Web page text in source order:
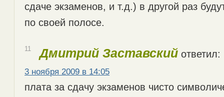
сдаче экзаменов, и т.д.) в другой раз
по своей полосе.
11 Дмитрий Заставский ответил:
3 ноября 2009 в 14:05
плата за сдачу экзаменов чисто